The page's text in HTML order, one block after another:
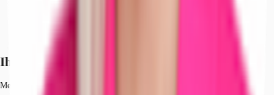
Ihr Kontakt
Meike Schünemann